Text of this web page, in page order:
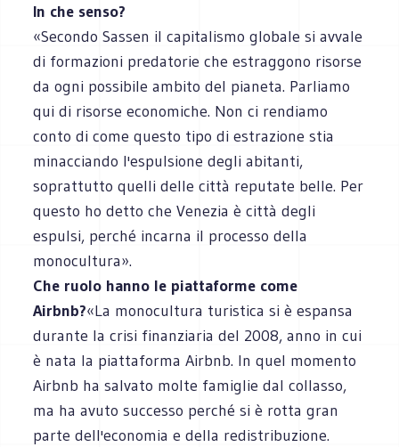
In che senso?
«Secondo Sassen il capitalismo globale si avvale
di formazioni predatorie che estraggono risorse
da ogni possibile ambito del pianeta. Parliamo
qui di risorse economiche. Non ci rendiamo
conto di come questo tipo di estrazione stia
minacciando l'espulsione degli abitanti,
soprattutto quelli delle città reputate belle. Per
questo ho detto che Venezia è città degli
espulsi, perché incarna il processo della
monocultura».
Che ruolo hanno le piattaforme come
Airbnb?«La monocultura turistica si è espansa
durante la crisi finanziaria del 2008, anno in cui
è nata la piattaforma Airbnb. In quel momento
Airbnb ha salvato molte famiglie dal collasso,
ma ha avuto successo perché si è rotta gran
parte dell'economia e della redistribuzione.